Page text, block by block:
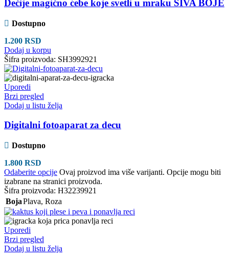
Dečije magično ćebe koje svetli u mraku SIVA BOJE
Dostupno
1.200 RSD
Dodaj u korpu
Šifra proizvoda: SH3992921
Uporedi
Brzi pregled
Dodaj u listu želja
Digitalni fotoaparat za decu
Dostupno
1.800 RSD
Odaberite opcije Ovaj proizvod ima više varijanti. Opcije mogu biti
izabrane na stranici proizvoda.
Šifra proizvoda: H32239921
BojaPlava, Roza
Uporedi
Brzi pregled
Dodaj u listu želja